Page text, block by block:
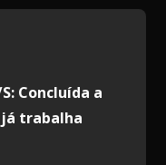
Concluída a
já trabalha